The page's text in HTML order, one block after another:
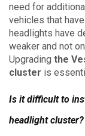
need for
vehicles that
headlights have
weaker and not
Upgrading the
cluster is
Is it difficult to
headlight cluster?